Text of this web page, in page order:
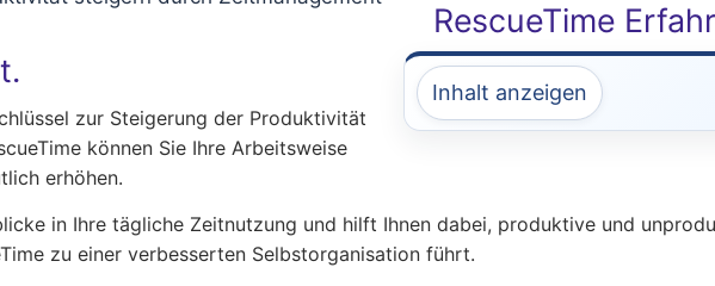
Inhalt anzeigen
RescueTime
zur Steigerung der Produktivität
können Sie Ihre Arbeitsweise
erhöhen.
in Ihre tägliche Zeitnutzung und hilft Ihnen dabei, produktive und
zu einer verbesserten Selbstorganisation führt.